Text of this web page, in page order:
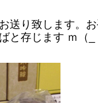
送り致します。
と存じます ｍ